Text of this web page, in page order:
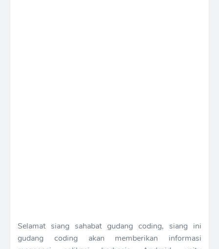
Selamat siang sahabat gudang coding, siang ini
gudang coding akan memberikan informasi